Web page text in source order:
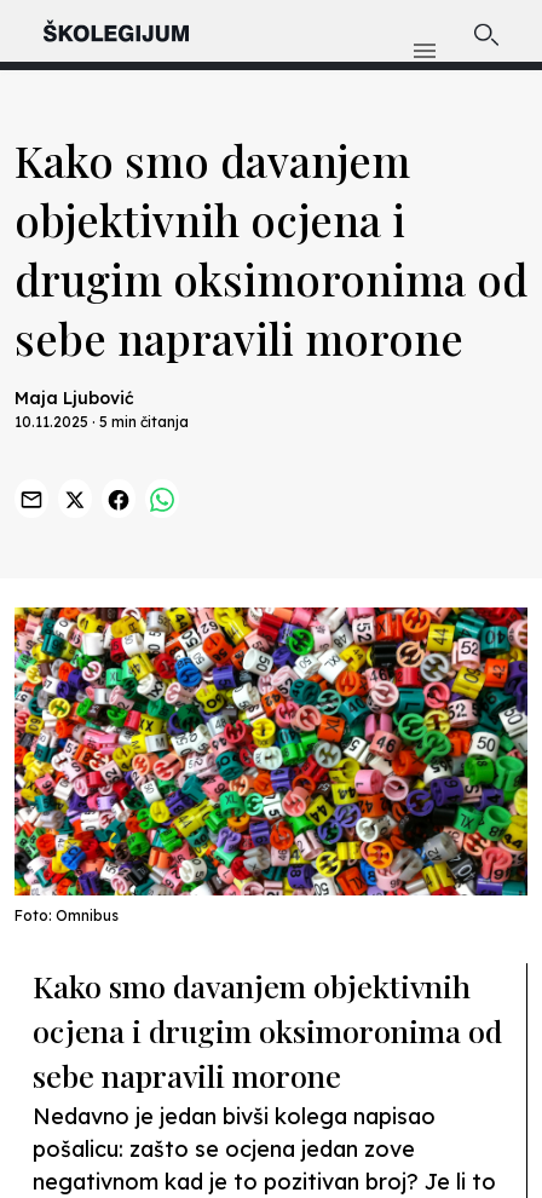
Kako smo davanjem
objektivnih ocjena i
drugim oksimoronima od
sebe napravili morone
Maja Ljubović
10.11.2025 · 5 min čitanja
Foto: Omnibus
Kako smo davanjem objektivnih
ocjena i drugim oksimoronima od
sebe napravili morone
Nedavno je jedan bivši kolega napisao
pošalicu: zašto se ocjena jedan zove
negativnom kad je to pozitivan broj? Je li to